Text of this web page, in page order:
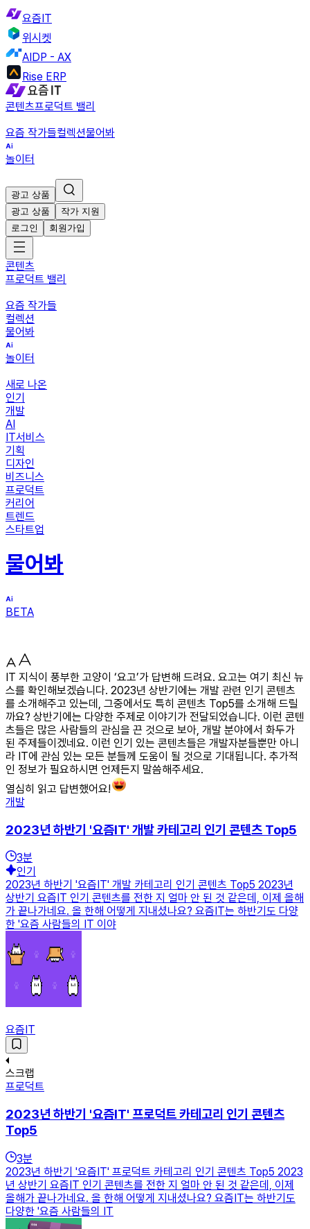
요즘IT
위시켓
AIDP - AX
Rise ERP
콘텐츠프로덕트 밸리
요즘 작가들컬렉션물어봐
놀이터
광고 상품
광고 상품
작가 지원
로그인
회원가입
콘텐츠
프로덕트 밸리
요즘 작가들
컬렉션
물어봐
놀이터
새로 나온
인기
개발
AI
IT서비스
기획
디자인
비즈니스
프로덕트
커리어
트렌드
스타트업
물어봐
BETA
IT 지식이 풍부한 고양이 ‘요고’가 답변해 드려요. 요고는 여기 최신 뉴
스를 확인해보겠습니다. 2023년 상반기에는 개발 관련 인기 콘텐츠
를 소개해주고 있는데, 그중에서도 특히 콘텐츠 Top5를 소개해 드릴
까요? 상반기에는 다양한 주제로 이야기가 전달되었습니다. 이런 콘텐
츠들은 많은 사람들의 관심을 끈 것으로 보아, 개발 분야에서 화두가
된 주제들이겠네요. 이런 인기 있는 콘텐츠들은 개발자분들뿐만 아니
라 IT에 관심 있는 모든 분들께 도움이 될 것으로 기대됩니다. 추가적
인 정보가 필요하시면 언제든지 말씀해주세요.
열심히 읽고 답변했어요!
개발
2023년 하반기 '요즘IT' 개발 카테고리 인기 콘텐츠 Top5
3분
인기
2023년 하반기 '요즘IT' 개발 카테고리 인기 콘텐츠 Top5 2023년
상반기 요즘IT 인기 콘텐츠를 전한 지 얼마 안 된 것 같은데, 이제 올해
가 끝나가네요. 올 한해 어떻게 지내셨나요? 요즘IT는 하반기도 다양
한 '요즘 사람들의 IT 이야
요즘IT
스크랩
프로덕트
2023년 하반기 '요즘IT' 프로덕트 카테고리 인기 콘텐츠
Top5
3분
2023년 하반기 '요즘IT' 프로덕트 카테고리 인기 콘텐츠 Top5 2023
년 상반기 요즘IT 인기 콘텐츠를 전한 지 얼마 안 된 것 같은데, 이제
올해가 끝나가네요. 올 한해 어떻게 지내셨나요? 요즘IT는 하반기도
다양한 '요즘 사람들의 IT